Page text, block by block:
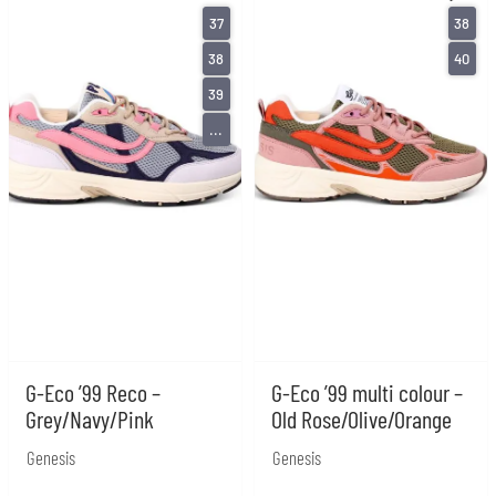
een maat groter te nemen.
G-Eco ’99 Reco –
Grey/Navy/Pink
Genesis
37
38
39
...
G-Eco ’99 multi colour –
Old Rose/Olive/Orange
Genesis
38
40